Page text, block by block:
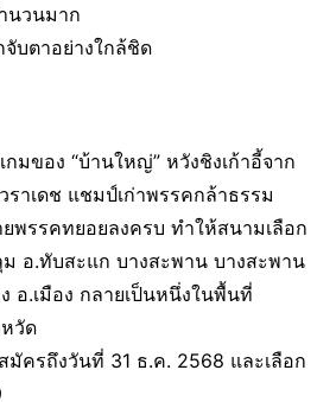
นวนมาก
บตาอย่างใกล้ชิด
กมของ “บ้านใหญ่” หวังชิงเก้าอี้จาก
าเดช แชมป์เก่าพรรคกล้าธรรม
พรรคทยอยลงครบ ทำให้สนามเลือก
อ.ทับสะแก บางสะพาน บางสะพาน
อ.เมือง กลายเป็นหนึ่งในพื้นที่
วัด
ครถึงวันที่ 31 ธ.ค. 2568 และเลือก